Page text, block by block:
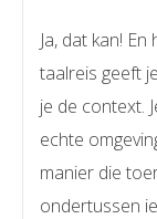
Ja, dat kan!
taalreis geeft
je de context.
echte
manier die
ondertussen